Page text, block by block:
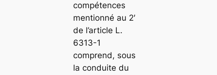
compétences
mentionné au 2′
de l’article L.
6313-1
comprend, sous
la conduite du